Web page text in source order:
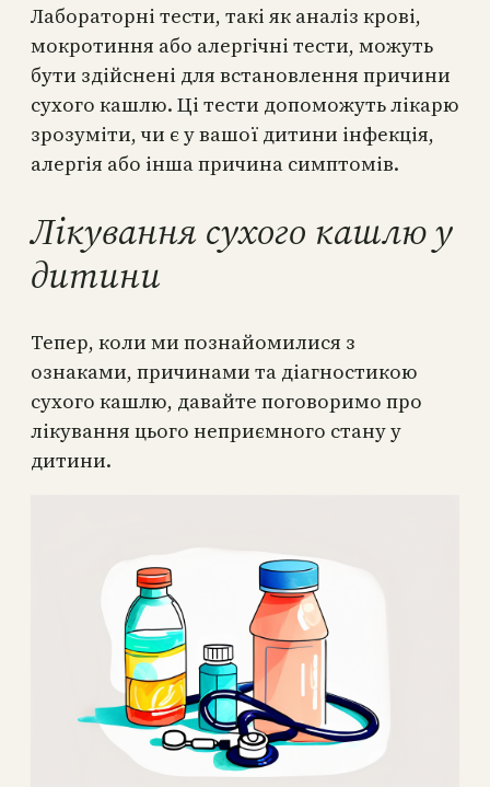
Лабораторні тести, такі як аналіз крові,
мокротиння або алергічні тести, можуть
бути здійснені для встановлення причини
сухого кашлю. Ці тести допоможуть лікарю
зрозуміти, чи є у вашої дитини інфекція,
алергія або інша причина симптомів.
Лікування сухого кашлю у
дитини
Тепер, коли ми познайомилися з
ознаками, причинами та діагностикою
сухого кашлю, давайте поговоримо про
лікування цього неприємного стану у
дитини.